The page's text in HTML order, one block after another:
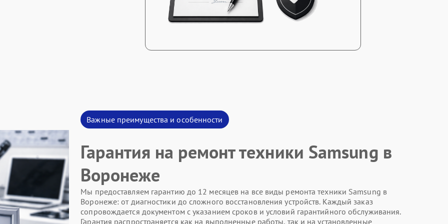
Важные преимущества и особенности
Гарантия на ремонт техники Samsung в
Воронеже
Мы предоставляем гарантию до 12 месяцев на все виды ремонта техники Samsung в
Воронеже: от диагностики до сложного восстановления устройств. Каждый заказ
сопровождается документом с указанием сроков и условий гарантийного обслуживания.
Гарантия распространяется как на выполненные работы, так и на установленные